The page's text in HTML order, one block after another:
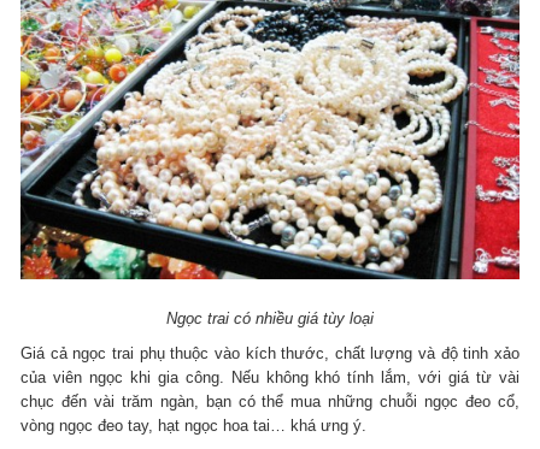
Ngọc trai có nhiều giá tùy loại
Giá cả ngọc trai phụ thuộc vào kích thước, chất lượng và độ tinh xảo
của viên ngọc khi gia công. Nếu không khó tính lắm, với giá từ vài
chục đến vài trăm ngàn, bạn có thể mua những chuỗi ngọc đeo cổ,
vòng ngọc đeo tay, hạt ngọc hoa tai… khá ưng ý.